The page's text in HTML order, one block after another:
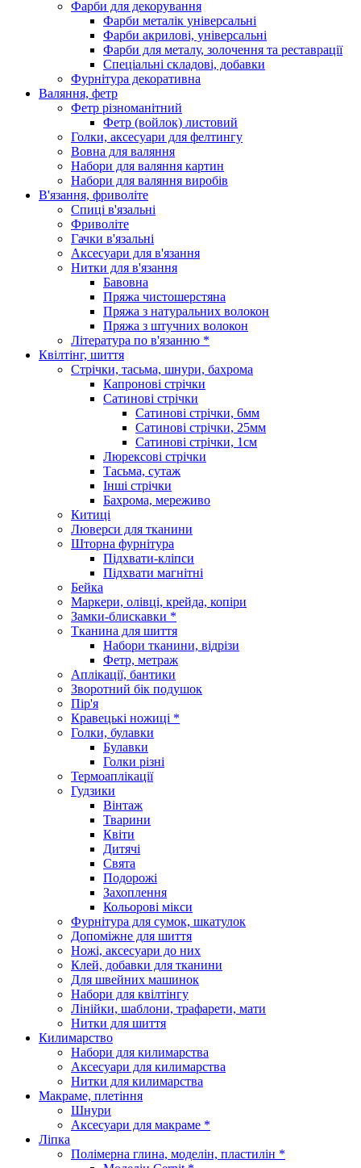
Фарби для декорування
Фарби металік універсальні
Фарби акрилові, універсальні
Фарби для металу, золочення та реставрації
Спеціальні складові, добавки
Фурнітура декоративна
Валяння, фетр
Фетр різноманітний
Фетр (войлок) листовий
Голки, аксесуари для фелтингу
Вовна для валяння
Набори для валяння картин
Набори для валяння виробів
В'язання, фриволіте
Спиці в'язальні
Фриволіте
Гачки в'язальні
Аксесуари для в'язання
Нитки для в'язання
Бавовна
Пряжа чистошерстяна
Пряжа з натуральних волокон
Пряжа з штучних волокон
Література по в'язанню *
Квілтінг, шиття
Стрічки, тасьма, шнури, бахрома
Капронові стрічки
Сатинові стрічки
Сатинові стрічки, 6мм
Сатинові стрічки, 25мм
Сатинові стрічки, 1см
Люрексові стрічки
Тасьма, сутаж
Інші стрічки
Бахрома, мереживо
Китиці
Люверси для тканини
Шторна фурнітура
Підхвати-кліпси
Підхвати магнітні
Бейка
Маркери, олівці, крейда, копіри
Замки-блискавки *
Тканина для шиття
Набори тканини, відрізи
Фетр, метраж
Аплікації, бантики
Зворотний бік подушок
Пір'я
Кравецькі ножиці *
Голки, булавки
Булавки
Голки різні
Термоаплікації
Гудзики
Вінтаж
Тварини
Квіти
Дитячі
Свята
Подорожі
Захоплення
Кольорові мікси
Фурнітура для сумок, шкатулок
Допоміжне для шиття
Ножі, аксесуари до них
Клей, добавки для тканини
Для швейних машинок
Набори для квілтінгу
Лінійки, шаблони, трафарети, мати
Нитки для шиття
Килимарство
Набори для килимарства
Аксесуари для килимарства
Нитки для килимарства
Макраме, плетіння
Шнури
Аксесуари для макраме *
Ліпка
Полімерна глина, моделін, пластилін *